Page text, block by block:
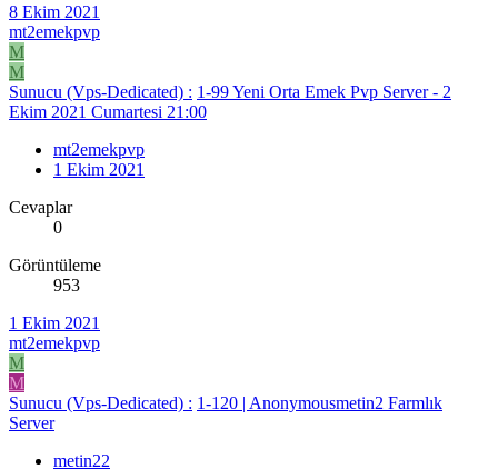
8 Ekim 2021
mt2emekpvp
M
M
Sunucu (Vps-Dedicated) : 1-99 Yeni Orta Emek Pvp Server - 2
Ekim 2021 Cumartesi 21:00
mt2emekpvp
1 Ekim 2021
Cevaplar
0
Görüntüleme
953
1 Ekim 2021
mt2emekpvp
M
M
Sunucu (Vps-Dedicated) : 1-120 | Anonymousmetin2 Farmlık
Server
metin22